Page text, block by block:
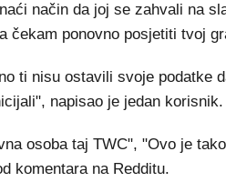
način da joj se zahvali na
čekam ponovno posjetiti tvoj
ti nisu ostavili svoje podatke
napisao je jedan korisnik.
osoba taj TWC", "Ovo je
komentara na Redditu.